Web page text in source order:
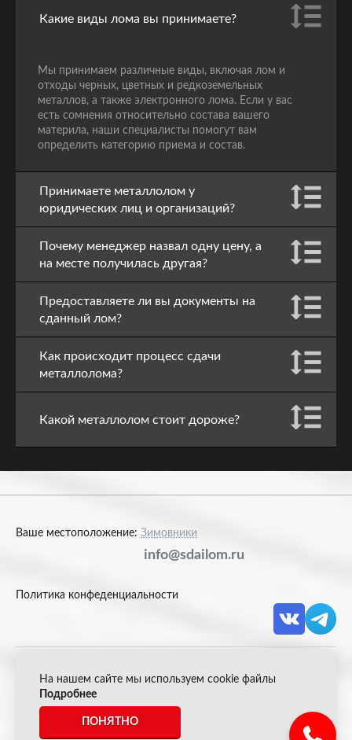
Какие виды лома вы принимаете?
Мы принимаем различные виды, включая лом и
отходы черных, цветных и редкоземельных
металлов, а также электронного лома. Если у вас
есть сомнения относительно состава вашего
материла, наши специалисты помогут вам
определить категорию приема и состав.
Принимаете металлолом у
юридических лиц и организаций?
Почему менеджер назвал одну цену, а
на месте получилась другая?
Предоставляете ли вы документы на
сданный лом?
Как происходит процесс сдачи
металлолома?
Какой металлолом стоит дороже?
Ваше местоположение: Зимовники
info@sdailom.ru
Политика конфеденциальности
© 2026 Акрон Скрап
*Все цены указанные на сайте не являются публичной
На нашем сайте мы используем cookie файлы
Подробнее
ПОНЯТНО